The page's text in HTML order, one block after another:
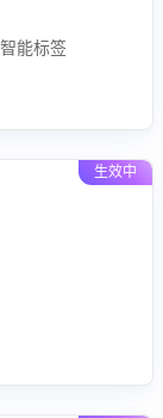
能标签
生效中